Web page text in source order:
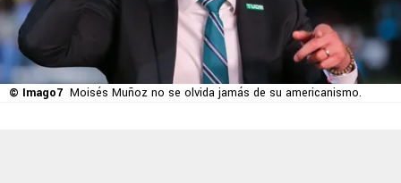
© Imago7 Moisés Muñoz no se olvida jamás de su americanismo.